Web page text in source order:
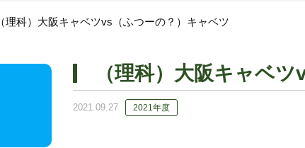
（理科）大阪キャベツvs（ふつーの？）キャベツ
（理科）大阪キャベ
2021.09.27 2021年度